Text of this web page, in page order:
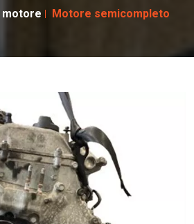
motore Motore semicompleto